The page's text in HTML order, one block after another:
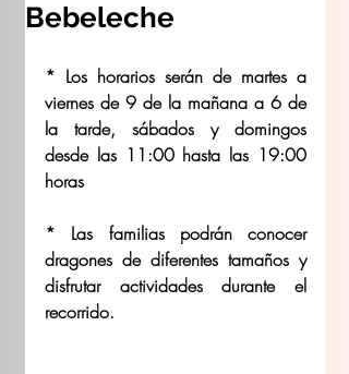
Bebeleche
* Los horarios serán de martes a
viernes de 9 de la mañana a 6 de
la tarde, sábados y domingos
desde las 11:00 hasta las 19:00
horas
* Las familias podrán conocer
dragones de diferentes tamaños y
disfrutar actividades durante el
recorrido.